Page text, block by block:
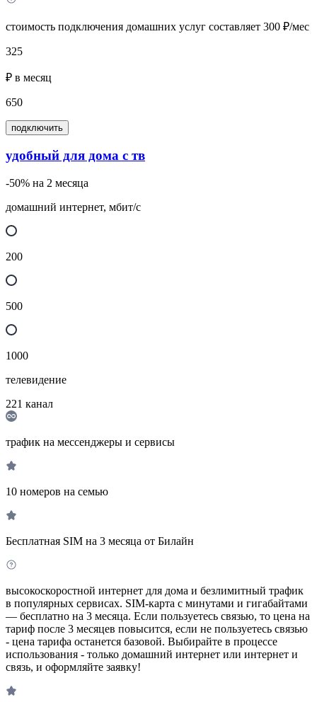
стоимость подключения домашних услуг составляет 300 ₽/мес
325
₽ в месяц
650
подключить
удобный для дома с тв
-50% на 2 месяца
домашний интернет, мбит/с
200
500
1000
телевидение
221 канал
трафик на мессенджеры и сервисы
10 номеров на семью
Бесплатная SIM на 3 месяца от Билайн
высокоскоростной интернет для дома и безлимитный трафик
в популярных сервисах. SIM-карта с минутами и гигабайтами
— бесплатно на 3 месяца. Если пользуетесь связью, то цена на
тариф после 3 месяцев повысится, если не пользуетесь связью
- цена тарифа останется базовой. Выбирайте в процессе
использования - только домашний интернет или интернет и
связь, и оформляйте заявку!